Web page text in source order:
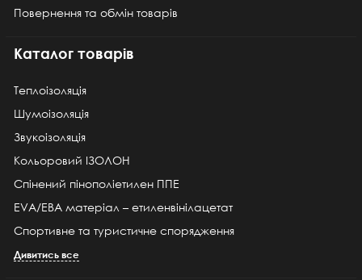
Повернення та обмін товарів
Каталог товарів
Теплоізоляція
Шумоізоляція
Звукоізоляція
Кольоровий ІЗОЛОН
Спінений пінополіетилен ППЕ
EVA/ЕВА матеріал – етиленвінілацетат
Спортивне та туристичне спорядження
Дивитись все